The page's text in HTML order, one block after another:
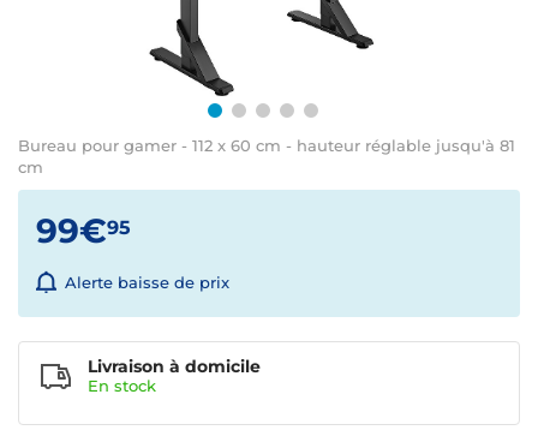
Bureau pour gamer - 112 x 60 cm - hauteur réglable jusqu'à 81
cm
99€95
Alerte baisse de prix
Livraison à domicile
En stock